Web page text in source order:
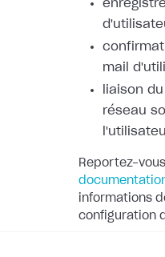
mail
liaison
réseau
Reportez-
informations
configuration